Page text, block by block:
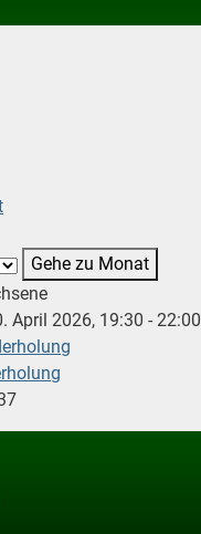
Gehe zu Monat
April 2026, 19:30 - 22:00